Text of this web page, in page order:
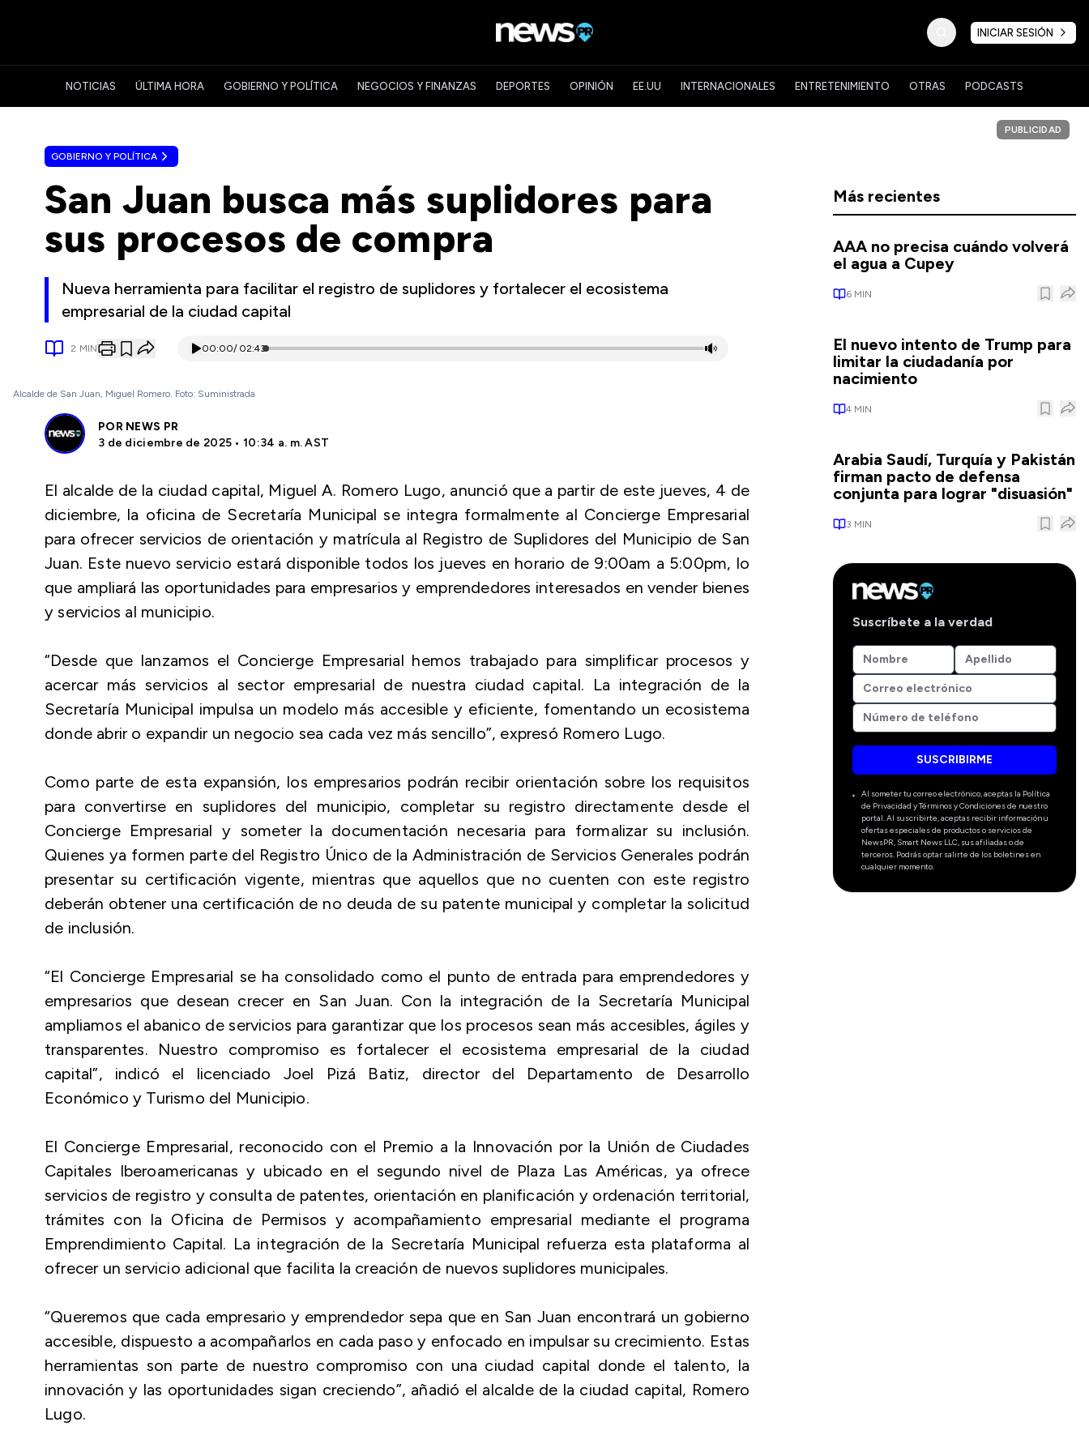
INICIAR SESIÓN
NOTICIAS ÚLTIMA HORA GOBIERNO Y POLÍTICA NEGOCIOS Y FINANZAS DEPORTES OPINIÓN EE.UU INTERNACIONALES ENTRETENIMIENTO OTRAS PODCASTS
GOBIERNO Y POLÍTICA
San Juan busca más suplidores para
sus procesos de compra
Nueva herramienta para facilitar el registro de suplidores y fortalecer el ecosistema
empresarial de la ciudad capital
2 MIN 00:00/ 02:43
Alcalde de San Juan, Miguel Romero. Foto: Suministrada
POR NEWS PR
3 de diciembre de 2025 • 10:34 a. m. AST
El alcalde de la ciudad capital, Miguel A. Romero Lugo, anunció que a partir de este jueves, 4 de
diciembre, la oficina de Secretaría Municipal se integra formalmente al Concierge Empresarial
para ofrecer servicios de orientación y matrícula al Registro de Suplidores del Municipio de San
Juan. Este nuevo servicio estará disponible todos los jueves en horario de 9:00am a 5:00pm, lo
que ampliará las oportunidades para empresarios y emprendedores interesados en vender bienes
y servicios al municipio.
“Desde que lanzamos el Concierge Empresarial hemos trabajado para simplificar procesos y
acercar más servicios al sector empresarial de nuestra ciudad capital. La integración de la
Secretaría Municipal impulsa un modelo más accesible y eficiente, fomentando un ecosistema
donde abrir o expandir un negocio sea cada vez más sencillo”, expresó Romero Lugo.
Como parte de esta expansión, los empresarios podrán recibir orientación sobre los requisitos
para convertirse en suplidores del municipio, completar su registro directamente desde el
Concierge Empresarial y someter la documentación necesaria para formalizar su inclusión.
Quienes ya formen parte del Registro Único de la Administración de Servicios Generales podrán
presentar su certificación vigente, mientras que aquellos que no cuenten con este registro
deberán obtener una certificación de no deuda de su patente municipal y completar la solicitud
de inclusión.
“El Concierge Empresarial se ha consolidado como el punto de entrada para emprendedores y
empresarios que desean crecer en San Juan. Con la integración de la Secretaría Municipal
ampliamos el abanico de servicios para garantizar que los procesos sean más accesibles, ágiles y
transparentes. Nuestro compromiso es fortalecer el ecosistema empresarial de la ciudad
capital”, indicó el licenciado Joel Pizá Batiz, director del Departamento de Desarrollo
Económico y Turismo del Municipio.
El Concierge Empresarial, reconocido con el Premio a la Innovación por la Unión de Ciudades
Capitales Iberoamericanas y ubicado en el segundo nivel de Plaza Las Américas, ya ofrece
servicios de registro y consulta de patentes, orientación en planificación y ordenación territorial,
trámites con la Oficina de Permisos y acompañamiento empresarial mediante el programa
Emprendimiento Capital. La integración de la Secretaría Municipal refuerza esta plataforma al
ofrecer un servicio adicional que facilita la creación de nuevos suplidores municipales.
“Queremos que cada empresario y emprendedor sepa que en San Juan encontrará un gobierno
accesible, dispuesto a acompañarlos en cada paso y enfocado en impulsar su crecimiento. Estas
herramientas son parte de nuestro compromiso con una ciudad capital donde el talento, la
innovación y las oportunidades sigan creciendo”, añadió el alcalde de la ciudad capital, Romero
Lugo.
PUBLICIDAD
Más recientes
AAA no precisa cuándo volverá
el agua a Cupey
6 MIN
El nuevo intento de Trump para
limitar la ciudadanía por
nacimiento
4 MIN
Arabia Saudí, Turquía y Pakistán
firman pacto de defensa
conjunta para lograr "disuasión"
3 MIN
Suscríbete a la verdad
SUSCRIBIRME
Al someter tu correo electrónico, aceptas la Política
de Privacidad y Términos y Condiciones de nuestro
portal. Al suscribirte, aceptas recibir información u
ofertas especiales de productos o servicios de
NewsPR, Smart News LLC, sus afiliadas o de
terceros. Podrás optar salirte de los boletines en
cualquier momento.